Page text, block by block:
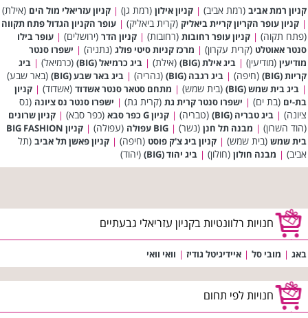
קניון רמת אביב (רמת אביב) | קניון אילון (רמת גן) | קניון עזריאלי מול הים (אילת)
| קניון עופר הקריון קריית ביאליק (קרית ביאליק) | עופר הקניון הגדול פתח תקווה
(פתח תקוה) | קניון עופר רחובות (רחובות) | קניון הדר (ירושלים) | עופר בילו
סנטר אאוטלט (קרית עקרון) | מרכז קניות סיטי פולג (נתניה) | ישפרו סנטר
מודיעין (מודיעין) | ביג אילת (BIG) (אילת) | ביג כרמיאל (BIG) (כרמיאל) | ביג
קריות (BIG)
(חיפה) | ביג רגבה (BIG) (נהריה) | ביג באר שבע (BIG) (באר שבע)
| ביג בית שמש (BIG) (בית שמש) | מתחם סטאר סנטר אשדוד (אשדוד) | קניון
בת-ים (בת ים) | ישפרו סנטר קרית גת (קרית גת) | ישפרו סנטר נס ציונה (נס
ציונה) | ביג טבריה (BIG) (טבריה) | קניון G כפר סבא (כפר סבא) | קניון שרונים
(הוד השרון) | מבנה תל חנן (נשר) | BIG עפולה (עפולה) |
קניון BIG FASHION
בית שמש (בית שמש) | קניון ביג צ'ק פוסט (חיפה) | קניון פאשן תל אביב (תל
אביב) | מבנה חולון (חולון) | ביג יהוד (BIG) (יהוד)
חנויות רלוונטיות בקניון עזריאלי גבעתיים
באג | מובי סל | איידיגיטל גודיז | וואי וואי
חנויות לפי תחום